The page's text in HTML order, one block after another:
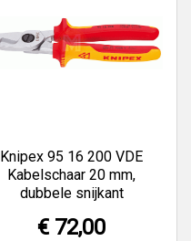
Knipex 95 16 200 VDE
Kabelschaar 20 mm,
dubbele snijkant
€ 72,00